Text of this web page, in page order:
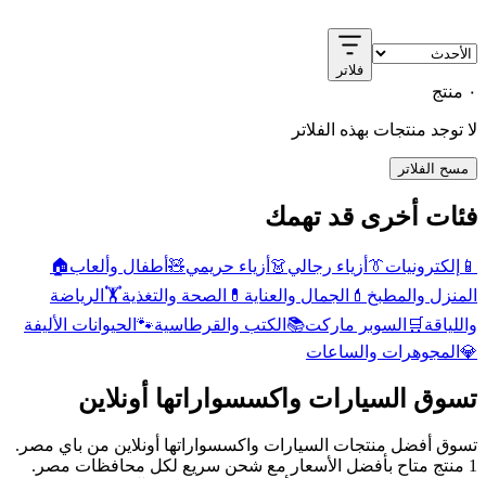
فلاتر
٠ منتج
لا توجد منتجات بهذه الفلاتر
مسح الفلاتر
فئات أخرى قد تهمك
📱 إلكترونيات👔 أزياء رجالي👗 أزياء حريمي🧸 أطفال وألعاب🏠
المنزل والمطبخ 💄 الجمال والعناية 💊 الصحة والتغذية🏋️ الرياضة
واللياقة 🛒 السوبر ماركت📚 الكتب والقرطاسية🐾 الحيوانات الأليفة
💎 المجوهرات والساعات
تسوق السيارات واكسسواراتها أونلاين
تسوق أفضل منتجات السيارات واكسسواراتها أونلاين من باي مصر.
1 منتج متاح بأفضل الأسعار مع شحن سريع لكل محافظات مصر.